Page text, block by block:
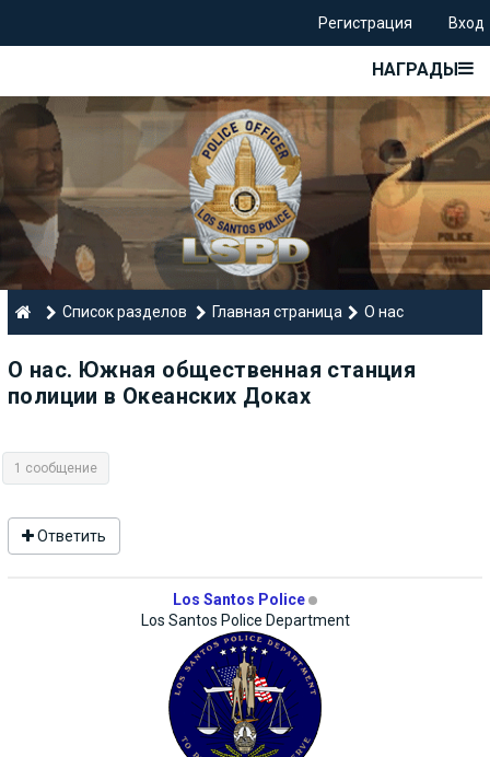
Регистрация Вход
НАГРАДЫ
Список разделов Главная страница О нас
О нас. Южная общественная станция
полиции в Океанских Доках
1 сообщение
Ответить
Los Santos Police
Los Santos Police Department